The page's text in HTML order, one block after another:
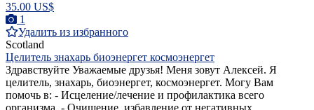
35.00 US$
1
Удалить из избранного
Scotland
Целитель знахарь биоэнергет космоэнергет
Здравствуйте Уважаемые друзья! Меня зовут Алексей. Я
целитель, знахарь, биоэнергет, космоэнергет. Могу Вам
помочь в: - Исцеление/лечение и профилактика всего
организма. - Очищение, избавление от негативных